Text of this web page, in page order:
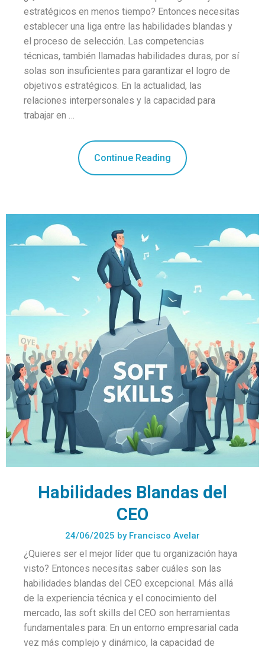
estratégicos en menos tiempo? Entonces necesitas
establecer una liga entre las habilidades blandas y
el proceso de selección. Las competencias
técnicas, también llamadas habilidades duras, por sí
solas son insuficientes para garantizar el logro de
objetivos estratégicos. En la actualidad, las
relaciones interpersonales y la capacidad para
trabajar en …
Continue Reading
Habilidades Blandas del
CEO
24/06/2025 byFrancisco Avelar
¿Quieres ser el mejor líder que tu organización haya
visto? Entonces necesitas saber cuáles son las
habilidades blandas del CEO excepcional. Más allá
de la experiencia técnica y el conocimiento del
mercado, las soft skills del CEO son herramientas
fundamentales para: En un entorno empresarial cada
vez más complejo y dinámico, la capacidad de